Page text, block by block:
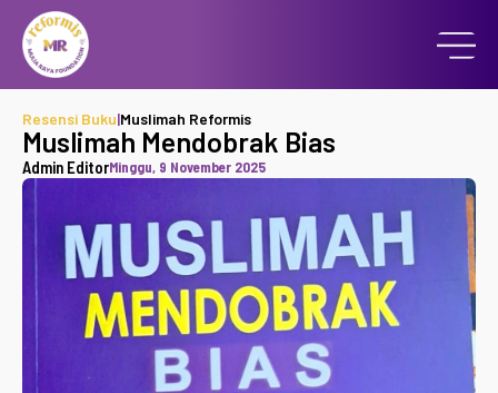
Resensi Buku|Muslimah Reformis
Muslimah Mendobrak Bias
Admin EditorMinggu, 9 November 2025